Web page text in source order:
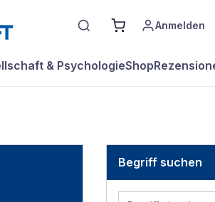
Anmelden
& PsychologieShop
Begriff suchen